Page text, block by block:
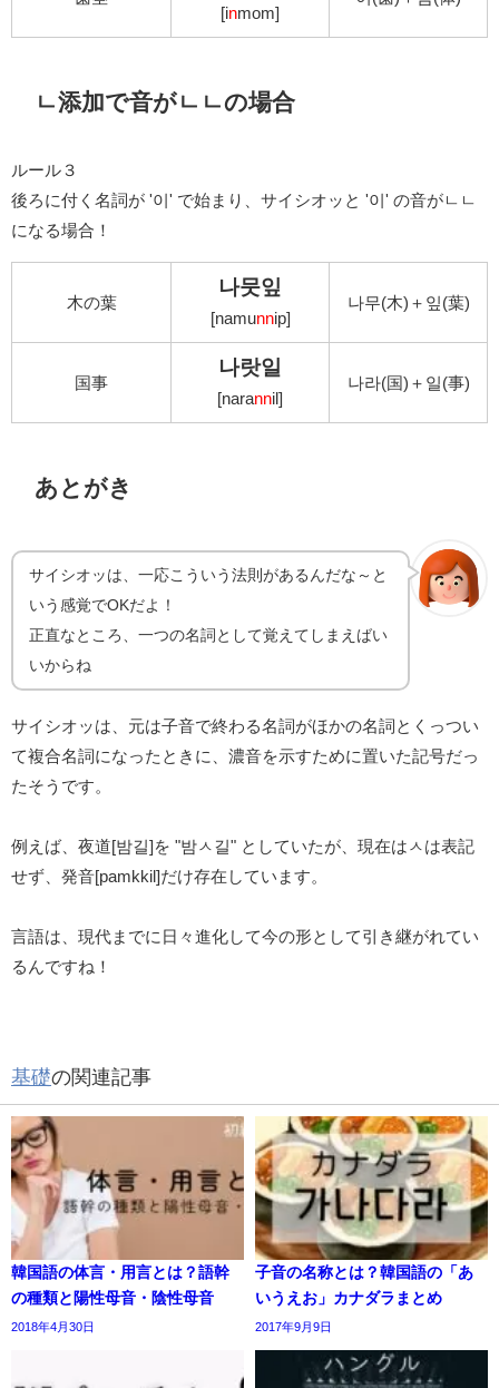
[inmom]
ㄴ添加で音がㄴㄴの場合
ルール３
後ろに付く名詞が '이' で始まり、サイシオッと '이' の音がㄴㄴ
になる場合！
木の葉
나뭇잎
[namunnip]
나무(木)＋잎(葉)
国事
나랏일
[narannil]
나라(国)＋일(事)
あとがき
サイシオッは、一応こういう法則があるんだな～と
いう感覚でOKだよ！
正直なところ、一つの名詞として覚えてしまえばい
いからね
サイシオッは、元は子音で終わる名詞がほかの名詞とくっつい
て複合名詞になったときに、濃音を示すために置いた記号だっ
たそうです。
例えば、夜道[밤길]を "밤ㅅ길" としていたが、現在はㅅは表記
せず、発音[pamkkil]だけ存在しています。
言語は、現代までに日々進化して今の形として引き継がれてい
るんですね！
基礎の関連記事
韓国語の体言・用言とは？語幹
の種類と陽性母音・陰性母音
2018年4月30日
子音の名称とは？韓国語の「あ
いうえお」カナダラまとめ
2017年9月9日